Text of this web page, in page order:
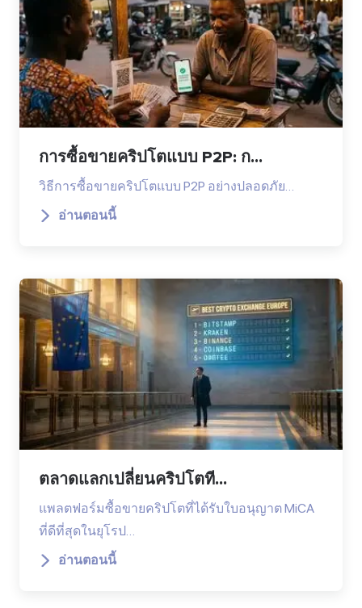
การซื้อขายคริปโตแบบ P2P: ก...
วิธีการซื้อขายคริปโตแบบ P2P อย่างปลอดภัย…
อ่านตอนนี้
ตลาดแลกเปลี่ยนคริปโตที...
แพลตฟอร์มซื้อขายคริปโตที่ได้รับใบอนุญาต MiCA
ที่ดีที่สุดในยุโรป…
อ่านตอนนี้